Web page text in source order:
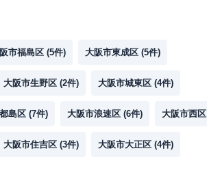
市福島区 (5件) 大阪市東成区 (5件)
大阪市生野区 (2件) 大阪市城東区 (4件)
島区 (7件) 大阪市浪速区 (6件) 大阪市西区
大阪市住吉区 (3件) 大阪市大正区 (4件)